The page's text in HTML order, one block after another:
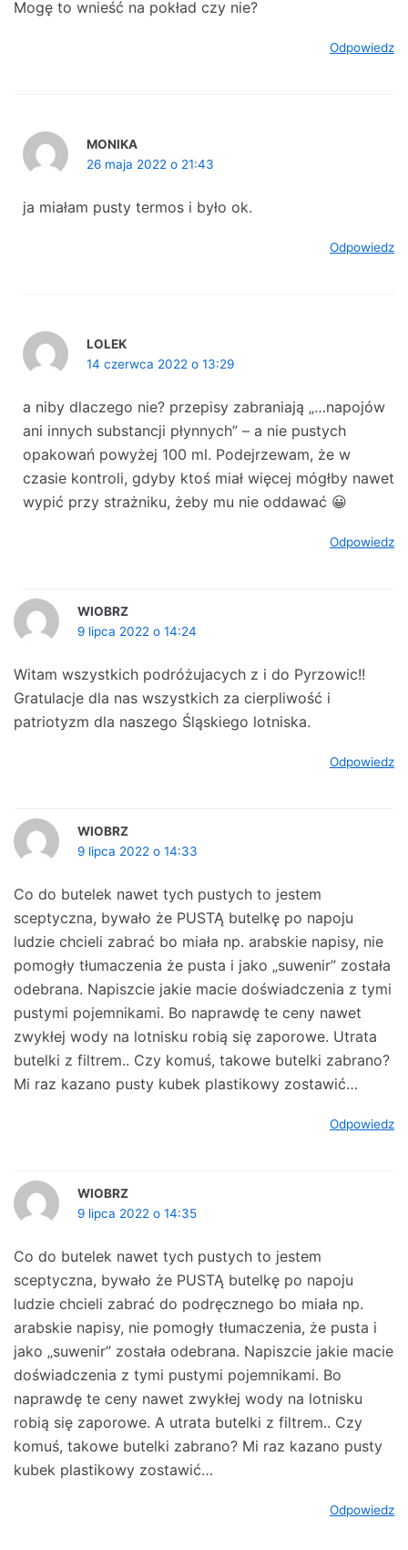
Mogę to wnieść na pokład czy nie?
Odpowiedz
MONIKA
26 maja 2022 o 21:43
ja miałam pusty termos i było ok.
Odpowiedz
LOLEK
14 czerwca 2022 o 13:29
a niby dlaczego nie? przepisy zabraniają „…napojów
ani innych substancji płynnych” – a nie pustych
opakowań powyżej 100 ml. Podejrzewam, że w
czasie kontroli, gdyby ktoś miał więcej mógłby nawet
wypić przy strażniku, żeby mu nie oddawać 😀
Odpowiedz
WIOBRZ
9 lipca 2022 o 14:24
Witam wszystkich podróżujacych z i do Pyrzowic!!
Gratulacje dla nas wszystkich za cierpliwość i
patriotyzm dla naszego Śląskiego lotniska.
Odpowiedz
WIOBRZ
9 lipca 2022 o 14:33
Co do butelek nawet tych pustych to jestem
sceptyczna, bywało że PUSTĄ butelkę po napoju
ludzie chcieli zabrać bo miała np. arabskie napisy, nie
pomogły tłumaczenia że pusta i jako „suwenir” została
odebrana. Napiszcie jakie macie doświadczenia z tymi
pustymi pojemnikami. Bo naprawdę te ceny nawet
zwykłej wody na lotnisku robią się zaporowe. Utrata
butelki z filtrem.. Czy komuś, takowe butelki zabrano?
Mi raz kazano pusty kubek plastikowy zostawić…
Odpowiedz
WIOBRZ
9 lipca 2022 o 14:35
Co do butelek nawet tych pustych to jestem
sceptyczna, bywało że PUSTĄ butelkę po napoju
ludzie chcieli zabrać do podręcznego bo miała np.
arabskie napisy, nie pomogły tłumaczenia, że pusta i
jako „suwenir” została odebrana. Napiszcie jakie macie
doświadczenia z tymi pustymi pojemnikami. Bo
naprawdę te ceny nawet zwykłej wody na lotnisku
robią się zaporowe. A utrata butelki z filtrem.. Czy
komuś, takowe butelki zabrano? Mi raz kazano pusty
kubek plastikowy zostawić…
Odpowiedz